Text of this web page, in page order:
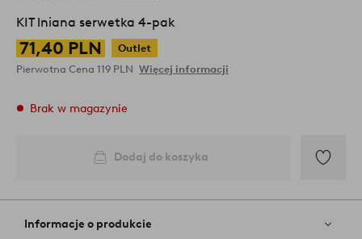
KIT lniana serwetka 4-pak
71,40 PLN
Outlet
Pierwotna Cena 119 PLN Więcej informacji
Brak w magazynie
Dodaj do koszyka
do
Informacje o produkcie